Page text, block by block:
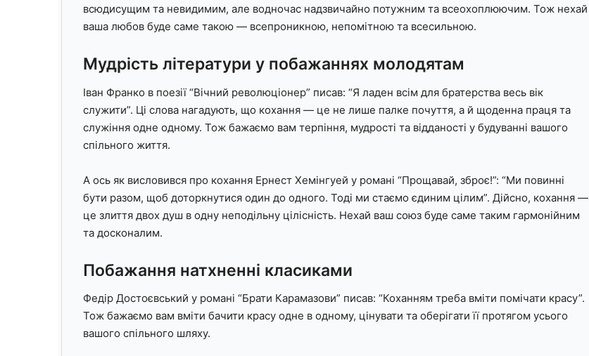
всюдисущим та невидимим, але водночас надзвичайно потужним та всеохоплюючим. Тож нехай
ваша любов буде саме такою — всепроникною, непомітною та всесильною.
Мудрість літератури у побажаннях молодятам
Іван Франко в поезії “Вічний революціонер” писав: “Я ладен всім для братерства весь вік
служити”. Ці слова нагадують, що кохання — це не лише палке почуття, а й щоденна праця та
служіння одне одному. Тож бажаємо вам терпіння, мудрості та відданості у будуванні вашого
спільного життя.
А ось як висловився про кохання Ернест Хемінгуей у романі “Прощавай, зброє!”: “Ми повинні
бути разом, щоб доторкнутися один до одного. Тоді ми стаємо єдиним цілим”. Дійсно, кохання —
це злиття двох душ в одну неподільну цілісність. Нехай ваш союз буде саме таким гармонійним
та досконалим.
Побажання натхненні класиками
Федір Достоєвський у романі “Брати Карамазови” писав: “Коханням треба вміти помічати красу”.
Тож бажаємо вам вміти бачити красу одне в одному, цінувати та оберігати її протягом усього
вашого спільного шляху.